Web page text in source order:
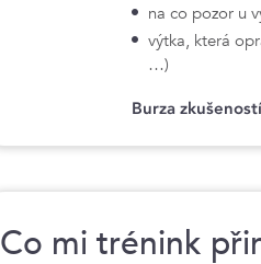
na co pozor u
výtka, která
…)
Burza
Co mi trénink